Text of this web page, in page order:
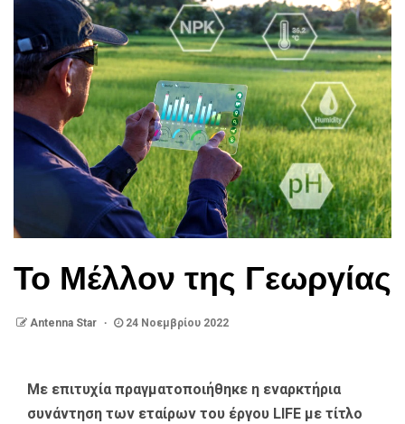
Το Μέλλον της Γεωργίας
Antenna Star 24 Νοεμβρίου 2022
Με επιτυχία πραγματοποιήθηκε η εναρκτήρια
συνάντηση των εταίρων του έργου LIFE με τίτλο